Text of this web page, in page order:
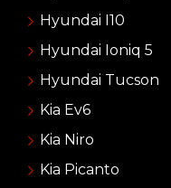
Hyundai I10
Hyundai Ioniq 5
Hyundai Tucson
Kia Ev6
Kia Niro
Kia Picanto